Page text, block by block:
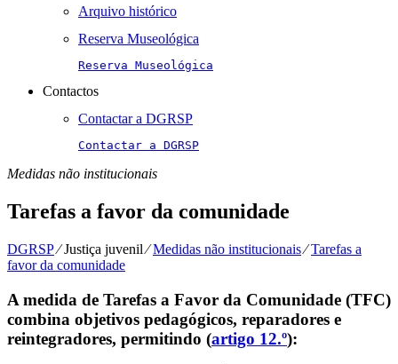
Arquivo histórico
Reserva Museológica
Reserva Museológica
Contactos
Contactar a DGRSP
Contactar a DGRSP
Medidas não institucionais
Tarefas a favor da comunidade
DGRSP⁄Justiça juvenil⁄Medidas não institucionais⁄Tarefas a
favor da comunidade
A medida de Tarefas a Favor da Comunidade (TFC)
combina objetivos pedagógicos, reparadores e
reintegradores, permitindo (artigo 12.º):